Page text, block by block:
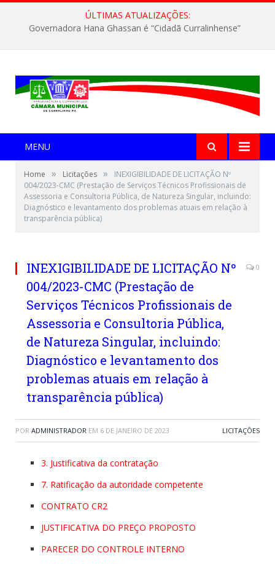
ÚLTIMAS ATUALIZAÇÕES:
Governadora Hana Ghassan é “Cidadã Curralinhense”
MENU
Home » Licitações »
INEXIGIBILIDADE DE LICITAÇÃO Nº
004/2023-CMC (Prestação de Serviços Técnicos Profissionais de
Assessoria e Consultoria Pública, de Natureza Singular, incluindo:
Diagnóstico e levantamento dos problemas atuais em relação à
transparência pública)
INEXIGIBILIDADE DE LICITAÇÃO Nº
004/2023-CMC (Prestação de
Serviços Técnicos Profissionais de
Assessoria e Consultoria Pública,
de Natureza Singular, incluindo:
Diagnóstico e levantamento dos
problemas atuais em relação à
transparência pública)
0
POR ADMINISTRADOR EM 6 DE JANEIRO DE 2023 LICITAÇÕES
3. Justificativa da contratação
7. Ratificação da autoridade competente
CONTRATO CR2
JUSTIFICATIVA DO PREÇO PROPOSTO
PARECER DO CONTROLE INTERNO